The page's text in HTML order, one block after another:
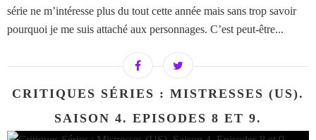
série ne m’intéresse plus du tout cette année mais sans trop savoir
pourquoi je me suis attaché aux personnages. C’est peut-être...
CRITIQUES SÉRIES : MISTRESSES (US).
SAISON 4. EPISODES 8 ET 9.